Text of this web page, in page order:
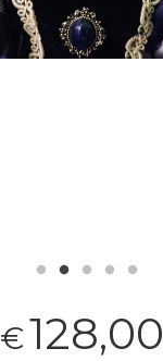
€128,00